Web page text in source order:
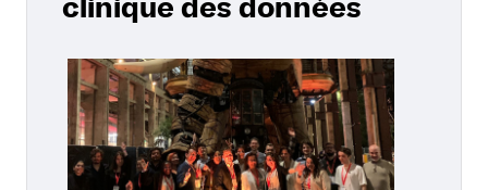
clinique des données